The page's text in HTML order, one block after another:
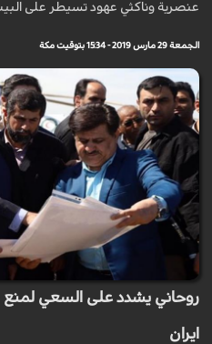
عنصرية وناكثي عهود تسيطر على
الجمعة 29 مارس 2019 - 15:34 بتوقيت مكة
روحاني يشدد على السعي
ايران